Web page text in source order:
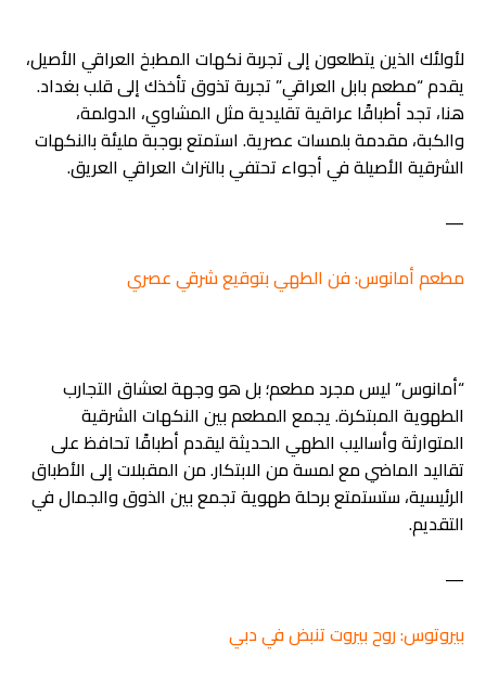
لأولئك الذين يتطلعون إلى تجربة نكهات المطبخ العراقي الأصيل،
يقدم “مطعم بابل العراقي” تجربة تذوق تأخذك إلى قلب بغداد.
هنا، تجد أطباقًا عراقية تقليدية مثل المشاوي، الدولمة،
والكبة، مقدمة بلمسات عصرية. استمتع بوجبة مليئة بالنكهات
الشرقية الأصيلة في أجواء تحتفي بالتراث العراقي العريق.
—
مطعم أمانوس: فن الطهي بتوقيع شرقي عصري
“أمانوس” ليس مجرد مطعم؛ بل هو وجهة لعشاق التجارب
الطهوية المبتكرة. يجمع المطعم بين النكهات الشرقية
المتوارثة وأساليب الطهي الحديثة ليقدم أطباقًا تحافظ على
تقاليد الماضي مع لمسة من الابتكار. من المقبلات إلى الأطباق
الرئيسية، ستستمتع برحلة طهوية تجمع بين الذوق والجمال في
التقديم.
—
بيروتوس: روح بيروت تنبض في دبي